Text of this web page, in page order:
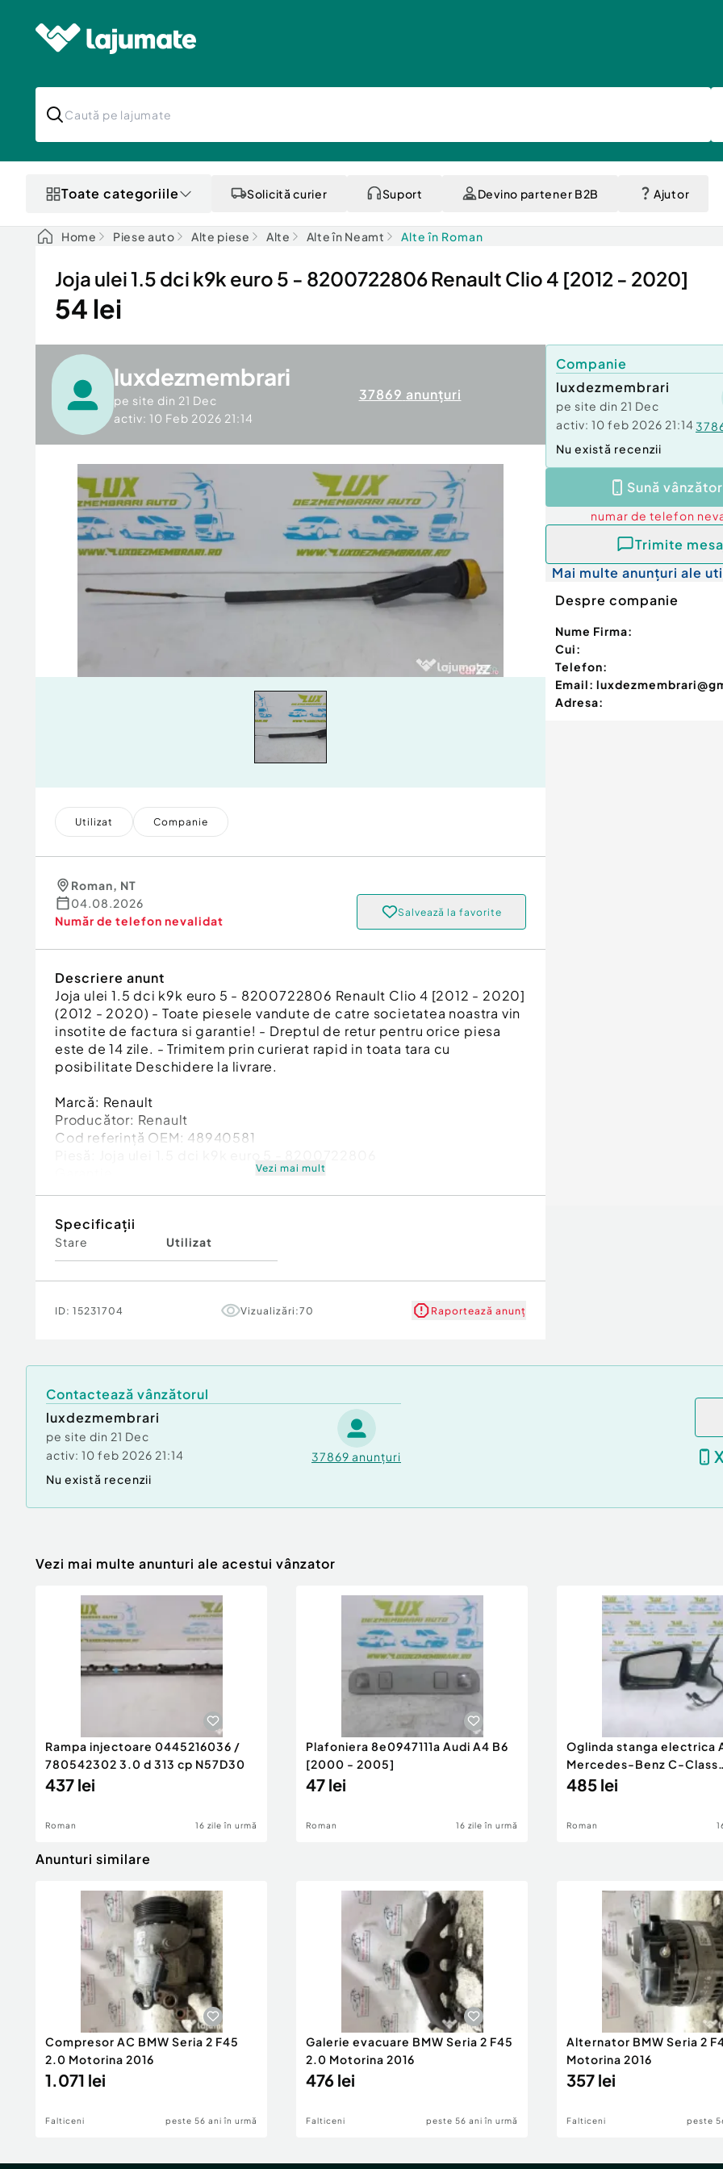
Toate categoriile Solicită curier Suport Devino partener B2B Ajutor
Home Piese auto Alte piese Alte Alte în Neamt Alte în Roman
Joja ulei 1.5 dci k9k euro 5 - 8200722806 Renault Clio 4 [2012 - 2020]
54 lei
luxdezmembrari
pe site din 21 Dec
activ: 10 Feb 2026 21:14
37869 anunțuri
Utilizat Companie
Roman, NT
04.08.2026
Număr de telefon nevalidat
Salvează la favorite
Descriere anunt
Joja ulei 1.5 dci k9k euro 5 - 8200722806 Renault Clio 4 [2012 - 2020]
(2012 - 2020) - Toate piesele vandute de catre societatea noastra vin
insotite de factura si garantie! - Dreptul de retur pentru orice piesa
este de 14 zile. - Trimitem prin curierat rapid in toata tara cu
posibilitate Deschidere la livrare.
Marcă: Renault
Producător: Renault
Cod referinţă OEM: 48940581
Vezi mai mult
Specificații
Stare Utilizat
ID: 15231704 Vizualizări:70 Raportează anunț
Companie
luxdezmembrari
pe site din 21 Dec
activ: 10 feb 2026 21:14
Nu există recenzii
Sună
numar de telefon
Trimite
Mai multe anunțuri ale
Despre companie
Nume Firma:
Cui:
Telefon:
Email:
Adresa:
Contactează vânzătorul
luxdezmembrari
pe site din 21 Dec
activ: 10 feb 2026 21:14 37869 anunțuri
Nu există recenzii
Vezi mai multe anunturi ale acestui vânzator
Rampa injectoare 0445216036 /
780542302 3.0 d 313 cp N57D30
437 lei
Roman 16 zile în urmă
Plafoniera 8e0947111a Audi A4 B6
[2000 - 2005]
47 lei
Roman 16 zile în urmă
Oglinda stanga electrica
Mercedes-Benz C-Class
W204/S204 [200
485 lei
Roman
Anunturi similare
Compresor AC BMW Seria 2 F45
2.0 Motorina 2016
1.071 lei
Falticeni peste 56 ani în urmă
Galerie evacuare BMW Seria 2 F45
2.0 Motorina 2016
476 lei
Falticeni peste 56 ani în urmă
Alternator BMW Seria 2
Motorina 2016
357 lei
Falticeni peste